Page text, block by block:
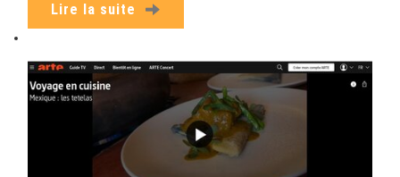
Lire la suite